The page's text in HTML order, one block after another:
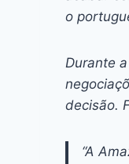
o
Durante
decisão.
“A